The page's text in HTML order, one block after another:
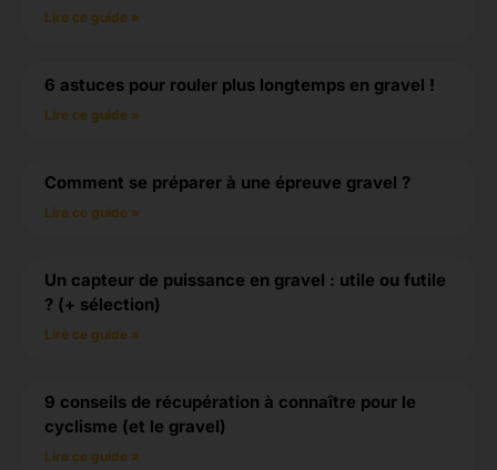
Lire ce guide »
6 astuces pour rouler plus longtemps en gravel !
Lire ce guide »
Comment se préparer à une épreuve gravel ?
Lire ce guide »
Un capteur de puissance en gravel : utile ou futile
? (+ sélection)
Lire ce guide »
9 conseils de récupération à connaître pour le
cyclisme (et le gravel)
Lire ce guide »